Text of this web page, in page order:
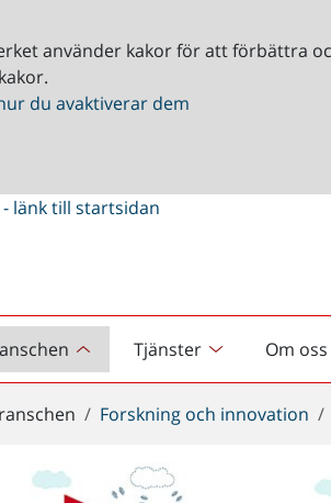
använder kakor för att förbättra
du avaktiverar dem
Tjänster Om oss
Forskning och innovation